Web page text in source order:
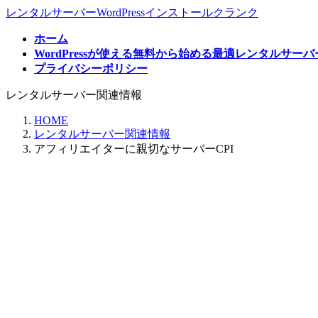
コ
ス
ナ
ン
レンタルサーバーWordPressインストールクランク
ホーム
WordPressが使える無料から始める最適レンタルサーバ
プライバシーポリシー
レンタルサーバー関連情報
HOME
レンタルサーバー関連情報
アフィリエイターに親切なサーバーCPI